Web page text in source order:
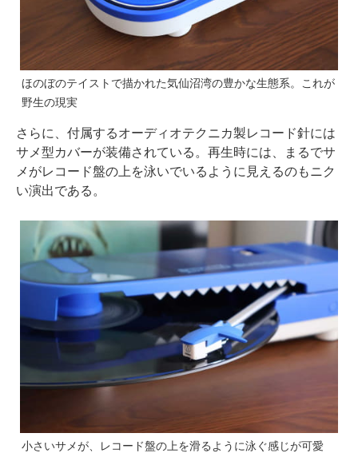
ほのぼのテイストで描かれた気仙沼湾の豊かな生態系。これが
野生の現実
さらに、付属するオーディオテクニカ製レコード針には
サメ型カバーが装備されている。再生時には、まるでサ
メがレコード盤の上を泳いでいるように見えるのもニク
い演出である。
小さいサメが、レコード盤の上を滑るように泳ぐ感じが可愛